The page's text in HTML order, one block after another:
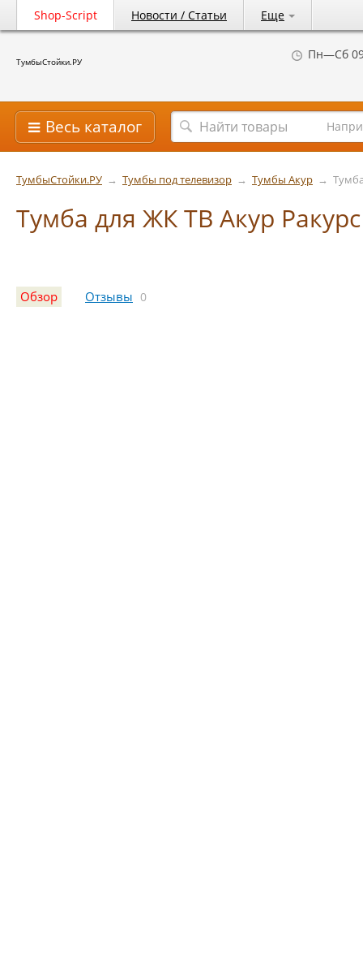
Shop-Script Новости / Статьи Еще
ТумбыСтойки.РУ Пн—Сб
Весь каталог
ТумбыСтойки.РУ → Тумбы под телевизор → Тумбы Акур →
Тумба для ЖК ТВ Акур
Обзор Отзывы 0